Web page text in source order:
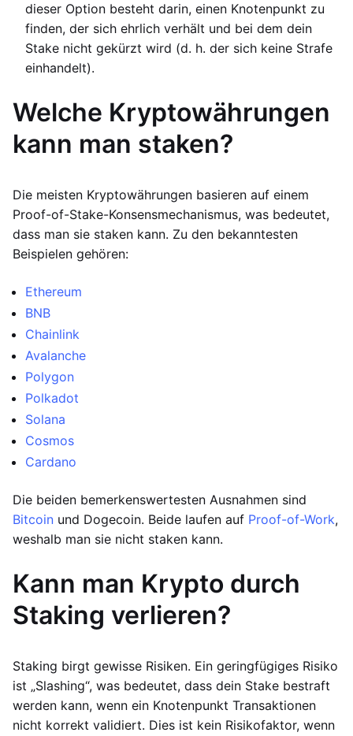
dieser Option besteht darin, einen Knotenpunkt zu
finden, der sich ehrlich verhält und bei dem dein
Stake nicht gekürzt wird (d. h. der sich keine Strafe
einhandelt).
Welche Kryptowährungen
kann man staken?
Die meisten Kryptowährungen basieren auf einem
Proof-of-Stake-Konsensmechanismus, was bedeutet,
dass man sie staken kann. Zu den bekanntesten
Beispielen gehören:
Ethereum
BNB
Chainlink
Avalanche
Polygon
Polkadot
Solana
Cosmos
Cardano
Die beiden bemerkenswertesten Ausnahmen sind
Bitcoin und Dogecoin. Beide laufen auf Proof-of-Work,
weshalb man sie nicht staken kann.
Kann man Krypto durch
Staking verlieren?
Staking birgt gewisse Risiken. Ein geringfügiges Risiko
ist „Slashing“, was bedeutet, dass dein Stake bestraft
werden kann, wenn ein Knotenpunkt Transaktionen
nicht korrekt validiert. Dies ist kein Risikofaktor, wenn